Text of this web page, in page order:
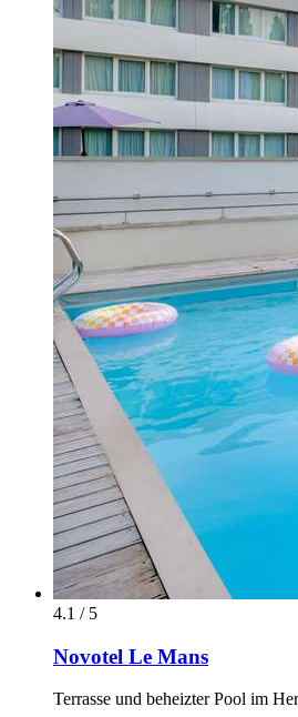
4.1 / 5
Novotel Le Mans
Terrasse und beheizter Pool im